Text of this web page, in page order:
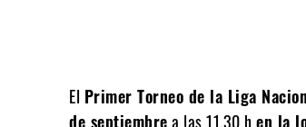
El Primer Torneo de la Liga
de septiembrea las 11,30 hen la